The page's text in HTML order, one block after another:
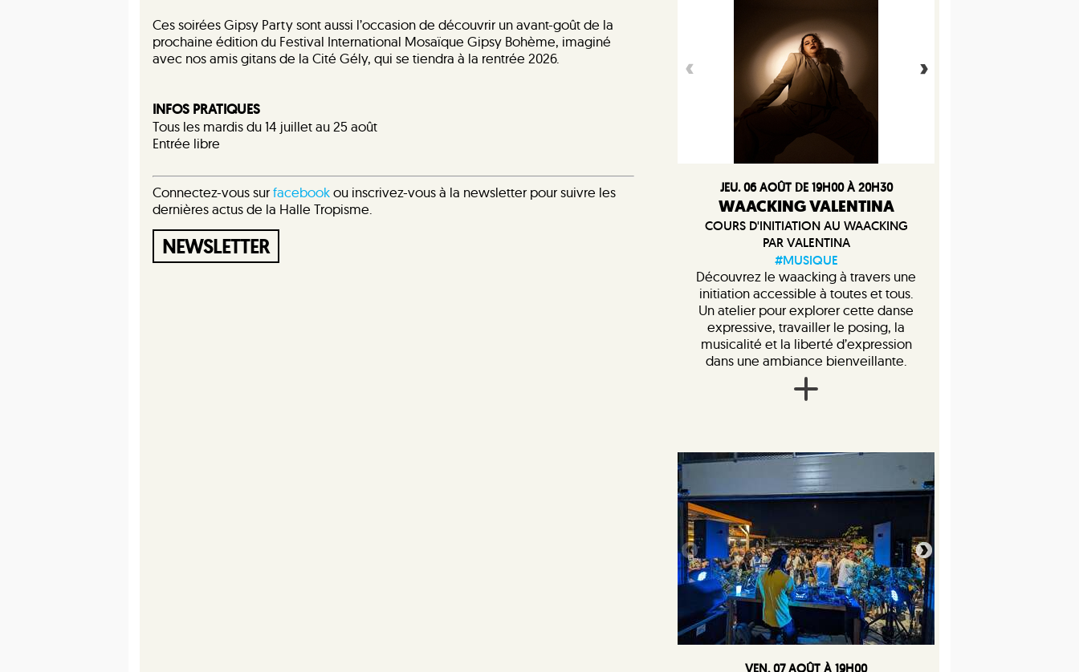
Ces soirées Gipsy Party sont aussi l’occasion de découvrir un avant-goût de la
prochaine édition du Festival International Mosaïque Gipsy Bohème, imaginé
avec nos amis gitans de la Cité Gély, qui se tiendra à la rentrée 2026.
INFOS PRATIQUES
Tous les mardis du 14 juillet au 25 août
Entrée libre
Connectez-vous surfacebookou inscrivez-vous à la newsletter pour suivre les
dernières actus de la Halle Tropisme.
NEWSLETTER
JEU. 06 AOÛT DE 19H00 À 20H30
WAACKING VALENTINA
COURS D'INITIATION AU WAACKING
PAR VALENTINA
#MUSIQUE
Découvrez le waacking à travers une
initiation accessible à toutes et tous.
Un atelier pour explorer cette danse
expressive, travailler le posing, la
musicalité et la liberté d’expression
dans une ambiance bienveillante.
VEN. 07 AOÛT À 19H00